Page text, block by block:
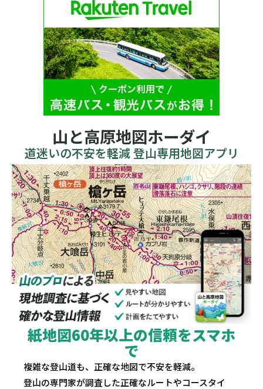
山と高原地図ホーダイ
道迷いの不安を軽減 登山専用地図アプリ
紙地図60年以上の信頼をスマホ
で
複雑な登山道も、正確な地図で不安を軽減。
登山の専門家が調査した正確なルートやコースタイ